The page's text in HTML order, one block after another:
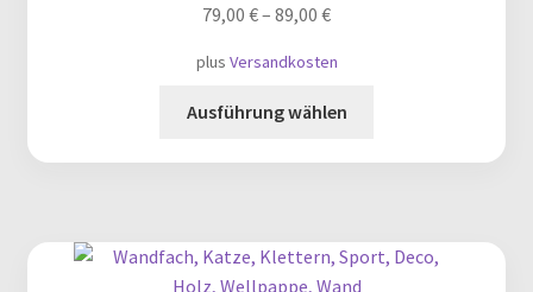
79,00 €– 89,00 €
plus Versandkosten
Ausführung wählen
weist
auf.